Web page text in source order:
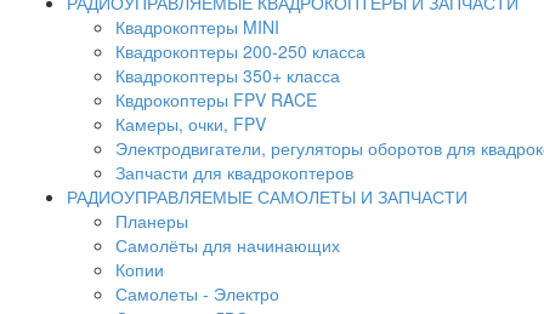
Квадрокоптеры MINI
Квадрокоптеры 200-250 класса
Квадрокоптеры 350+ класса
Квдрокоптеры FPV RACE
Камеры, очки, FPV
Электродвигатели, регуляторы оборотов для
Запчасти для квадрокоптеров
РАДИОУПРАВЛЯЕМЫЕ САМОЛЕТЫ И ЗАПЧАСТИ
Планеры
Самолёты для начинающих
Копии
Самолеты - Электро